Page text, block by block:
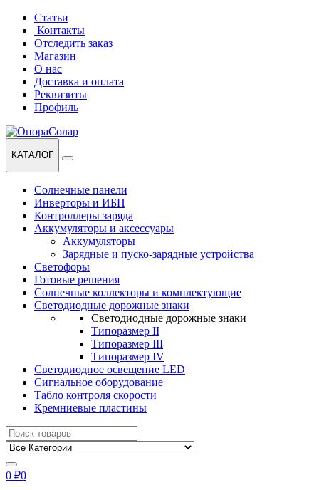
Перейти
навигации
Перейти
содержанию
Статьи
Контакты
Отследить заказ
Магазин
О нас
Доставка и оплата
Реквизиты
Профиль
КАТАЛОГ
Солнечные панели
Инверторы и ИБП
Контроллеры заряда
Аккумуляторы и аксессуары
Аккумуляторы
Зарядные и пуско-зарядные устройства
Светофоры
Готовые решения
Солнечные коллекторы и комплектующие
Светодиодные дорожные знаки
Светодиодные дорожные знаки
Типоразмер II
Типоразмер III
Типоразмер IV
Светодиодное освещение LED
Сигнальное оборудование
Табло контроля скорости
Кремниевые пластины
Найти:
0 ₽0